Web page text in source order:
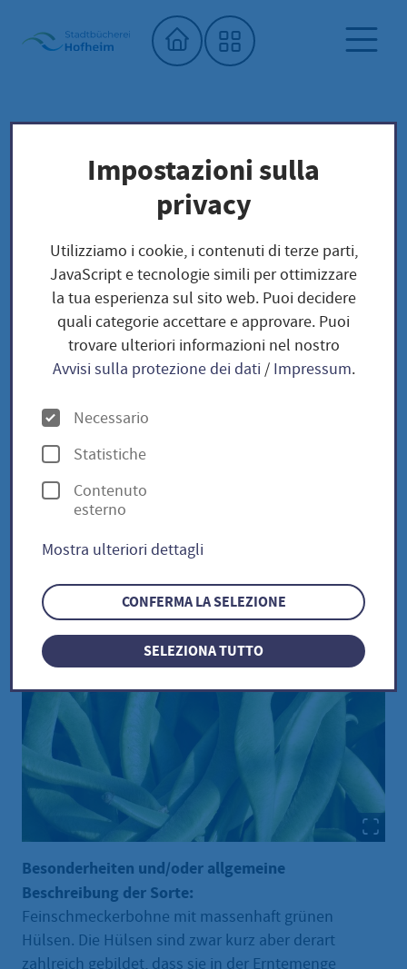
Home"
Biblioteca comunale
Biblioteca dei semi
Unser Saatgut: Aussaat - Ernte -
Hülsenfrüchte
Stangenbohne "Herrenböhnli" / Phaseolus
vulgaris
Stangenbohne
"Herrenböhnli" /
Phaseolus vulgaris
Stangenbohne "Herrenböhnli" /
Phaseolus vulgaris
Besonderheiten und/oder allgemeine
Beschreibung der Sorte:
Feinschmeckerbohne mit massenhaft grünen
Hülsen. Die Hülsen sind zwar kurz aber derart
zahlreich gebildet, dass sie in der Erntemenge
Impostazioni sulla
privacy
Utilizziamo i cookie, i contenuti di terze parti,
JavaScript e tecnologie simili per ottimizzare
la tua esperienza sul sito web. Puoi decidere
quali categorie accettare e approvare. Puoi
trovare ulteriori informazioni nel nostro
Avvisi sulla protezione dei dati/ Impressum.
O
p
z
i
n
Necessario
Statistiche
Contenuto
esterno
Mostra ulteriori dettagli
CONFERMA LA SELEZIONE
SELEZIONA TUTTO